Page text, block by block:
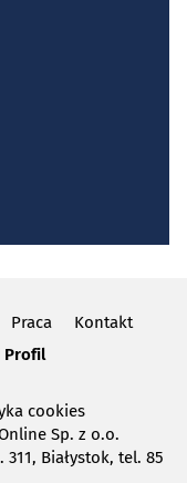
Praca
Kontakt
Profil
cookies
Sp. z o.o.
Białystok, tel. 85